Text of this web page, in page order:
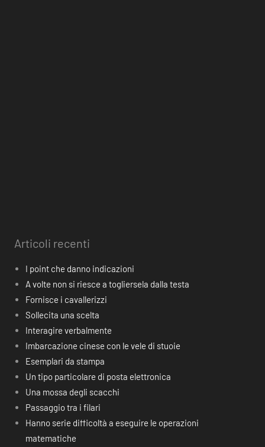
Articoli recenti
I point che danno indicazioni
A volte non si riesce a togliersela dalla testa
Fornisce i cavallerizzi
Sollecita una scelta
Interagire verbalmente
Imbarcazione cinese con le vele di stuoie
Esemplari da stampa
Un tipo particolare di posta elettronica
Una mossa degli scacchi
Passaggio tra i filari
Hanno serie difficoltà a eseguire le operazioni
matematiche